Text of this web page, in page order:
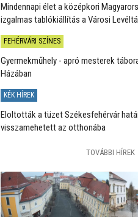
Mindennapi élet a középkori
izgalmas tablókiállítás a Városi
FEHÉRVÁRI SZÍNES
Gyermekműhely - apró mesterek
Házában
KÉK HÍREK
Eloltották a tüzet Székesfehérvár
visszamehetett az otthonába
TOVÁBBI HÍREK